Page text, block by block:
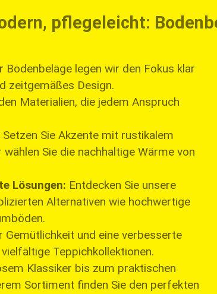
pflegeleicht:
Bodenbeläge legen wir den Fokus klar
zeitgemäßes Design.
Materialien, die jedem Anspruch
Setzen Sie Akzente mit rustikalem
Sie die nachhaltige Wärme von
Lösungen: Entdecken Sie unsere
Alternativen wie hochwertige
Gemütlichkeit und eine verbesserte
Teppichkollektionen.
Klassiker bis zum praktischen
Sortiment finden Sie den perfekten